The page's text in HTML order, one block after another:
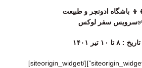
باشگاه ادونچر و طبیعت
سفر لوکس
: ۸ تا ۱۰ تیر ۱۴۰۱
[/siteorigin_widget]